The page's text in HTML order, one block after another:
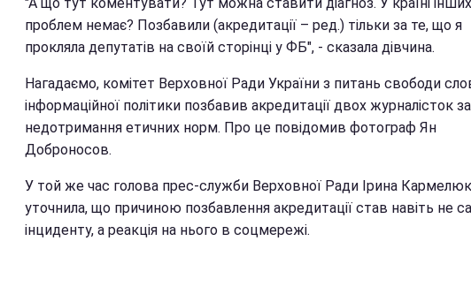
проблем немає? Позбавили (акредитації – ред.) тільки за те, що я
прокляла депутатів на своїй сторінці у ФБ", - сказала дівчина.
Нагадаємо, комітет Верховної Ради України з питань свободи
інформаційної політики позбавив акредитації двох журналісток за
недотримання етичних норм. Про це повідомив фотограф Ян
Доброносов.
У той же час голова прес-служби Верховної Ради Ірина Кармелюк
уточнила, що причиною позбавлення акредитації став навіть не
інциденту, а реакція на нього в соцмережі.